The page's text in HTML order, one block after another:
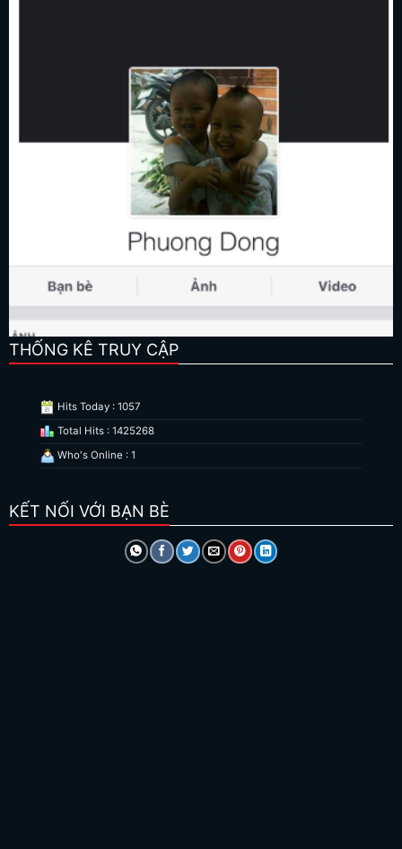
THỐNG KÊ TRUY CẬP
Hits Today : 1057
Total Hits : 1425268
Who's Online : 1
KẾT NỐI VỚI BẠN BÈ